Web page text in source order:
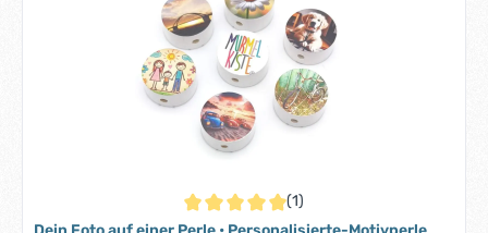
Durchschnittliche Bewertung von 5 von 5
(1)